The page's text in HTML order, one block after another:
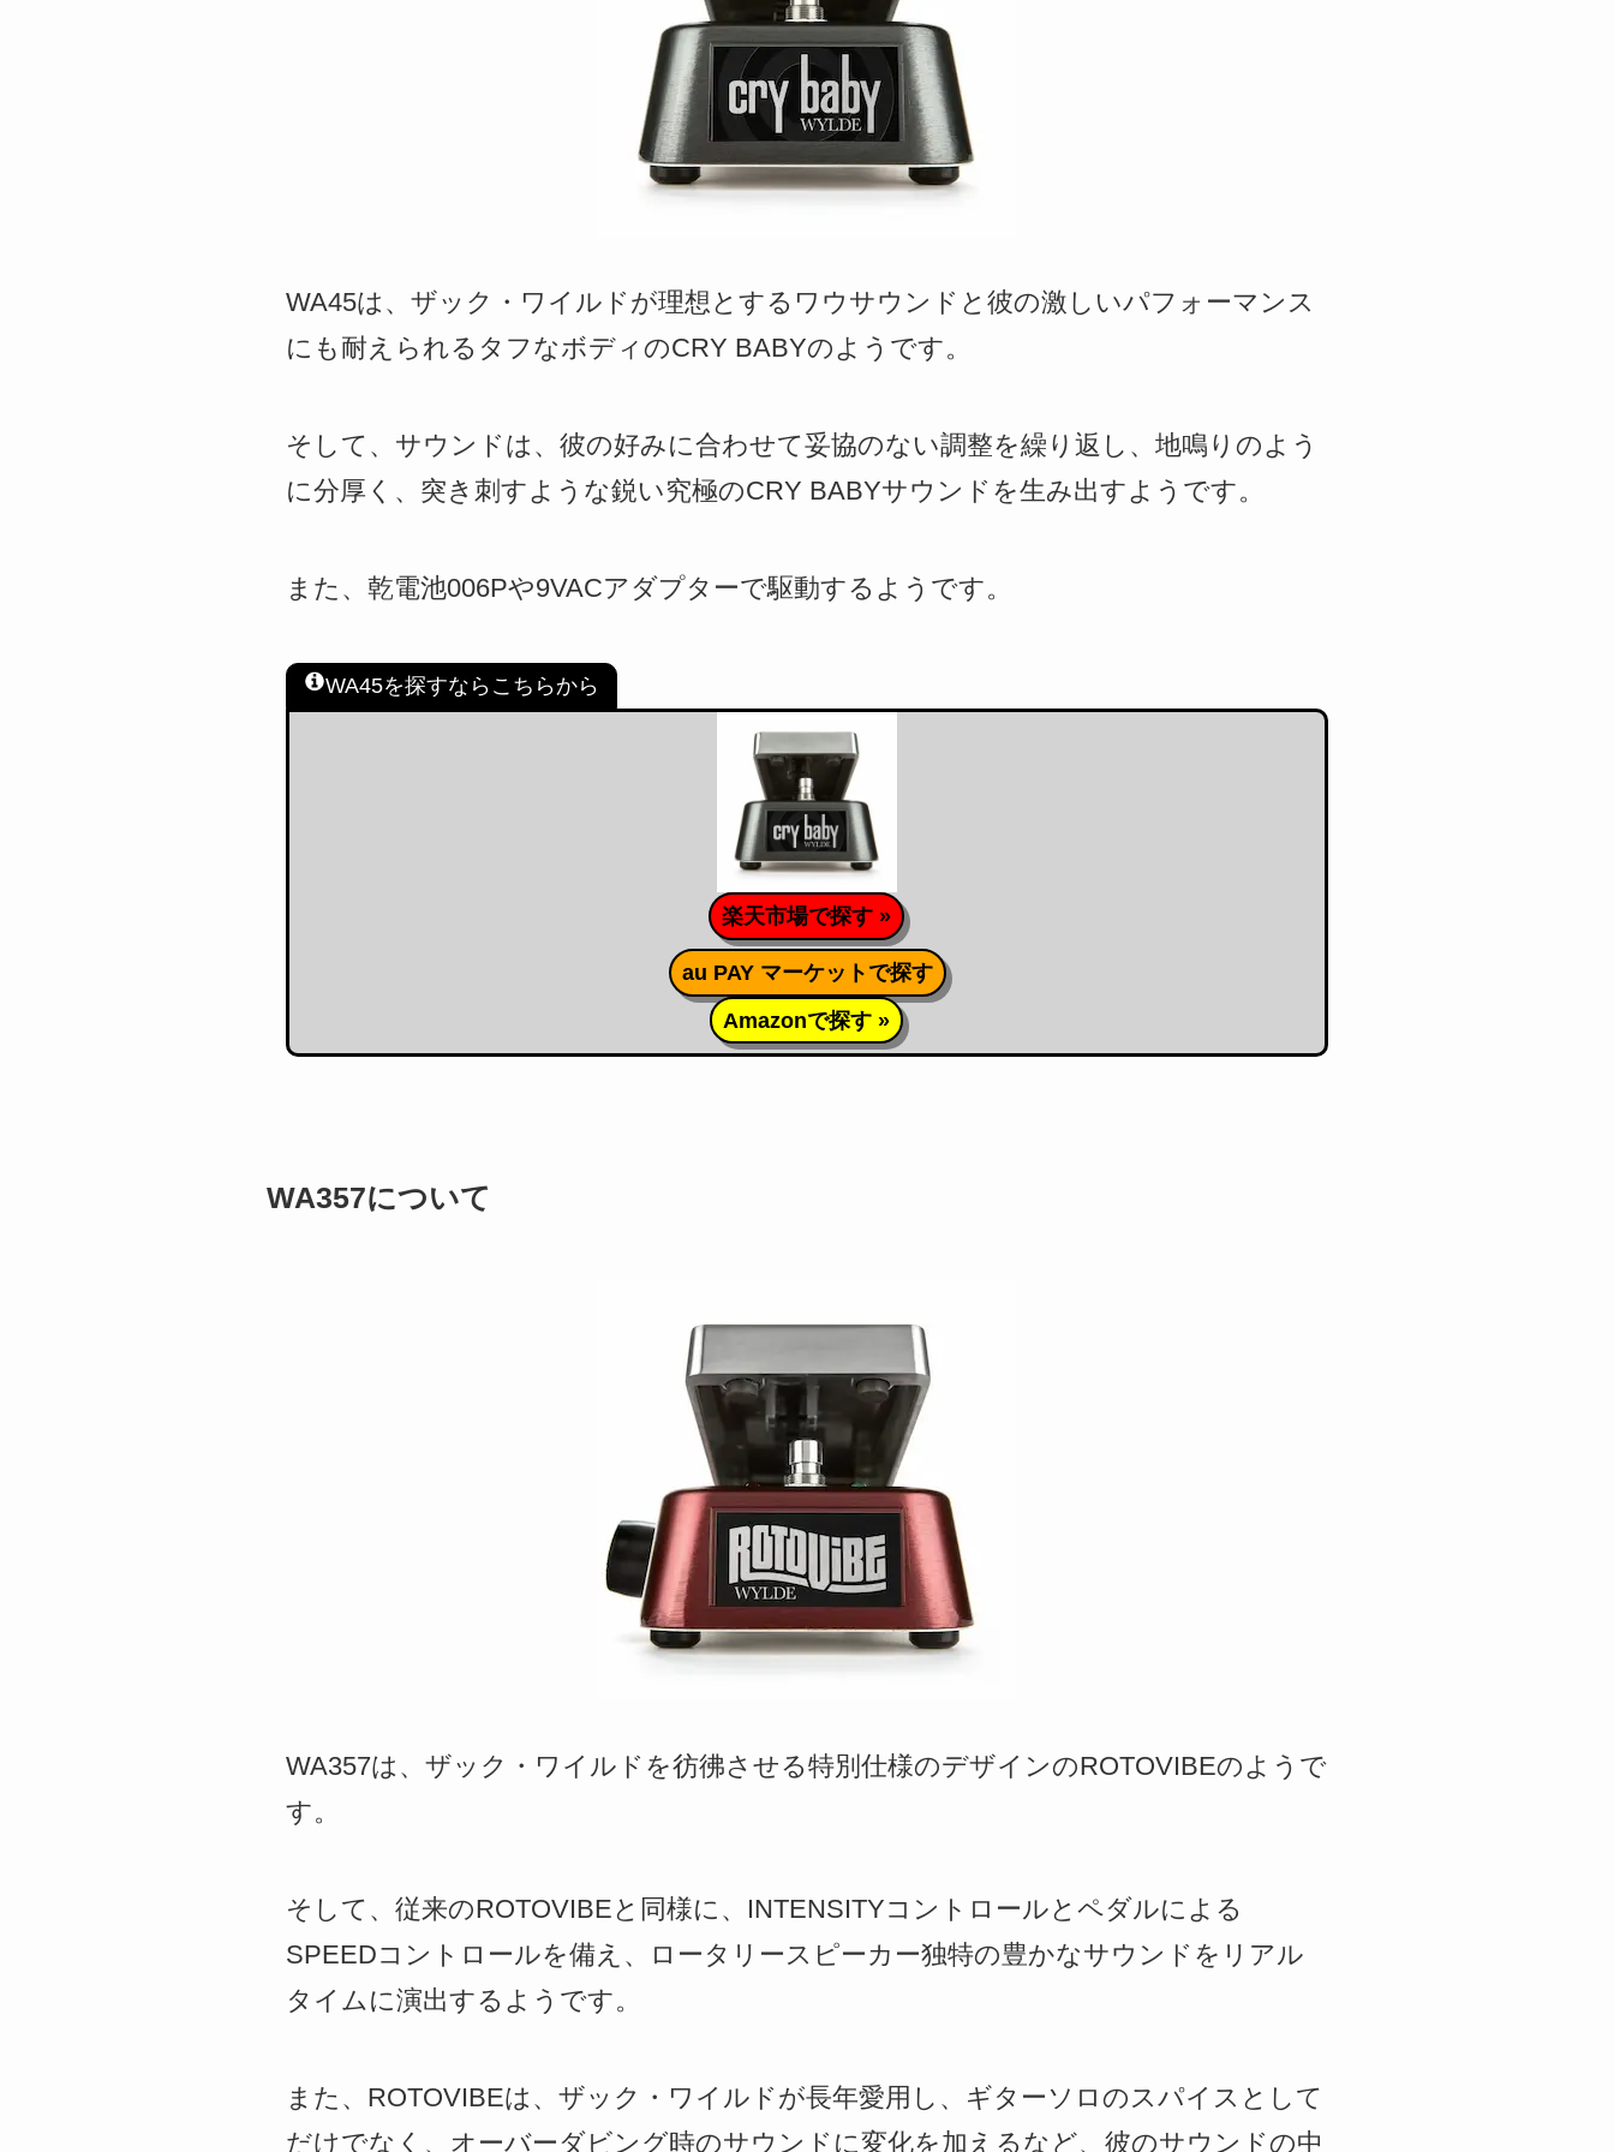
WA45は、ザック・ワイルドが理想とするワウサウンドと彼の激しいパフォーマンス
にも耐えられるタフなボディのCRY BABYのようです。
そして、サウンドは、彼の好みに合わせて妥協のない調整を繰り返し、地鳴りのよう
に分厚く、突き刺すような鋭い究極のCRY BABYサウンドを生み出すようです。
また、乾電池006Pや9VACアダプターで駆動するようです。
WA45を探すならこちらから
楽天市場で探す »
au PAY マーケットで探す
Amazonで探す »
WA357について
WA357は、ザック・ワイルドを彷彿させる特別仕様のデザインのROTOVIBEのようで
す。
そして、従来のROTOVIBEと同様に、INTENSITYコントロールとペダルによる
SPEEDコントロールを備え、ロータリースピーカー独特の豊かなサウンドをリアル
タイムに演出するようです。
また、ROTOVIBEは、ザック・ワイルドが長年愛用し、ギターソロのスパイスとして
だけでなく、オーバーダビング時のサウンドに変化を加えるなど、彼のサウンドの中